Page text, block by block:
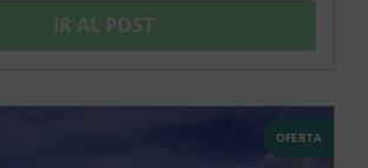
IR AL POST
OFERTA